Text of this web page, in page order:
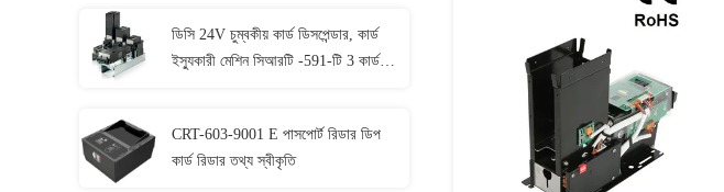
ডিসি 24V চুম্বকীয় কার্ড ডিসপেন্ডার, কার্ড
ইস্যুকারী মেশিন সিআরটি -591-টি 3 কার্ড
CRT-603-9001 E পাসপোর্ট রিডার ডিপ
কার্ড রিডার তথ্য স্বীকৃতি